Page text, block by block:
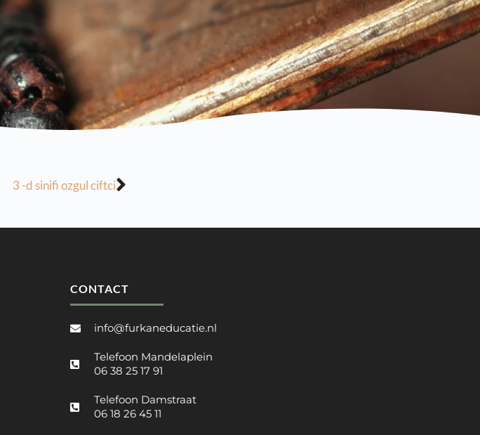
3 -d sinifi ozgul ciftci
CONTACT
info@furkaneducatie.nl
Telefoon Mandelaplein
06 38 25 17 91
Telefoon Damstraat
06 18 26 45 11